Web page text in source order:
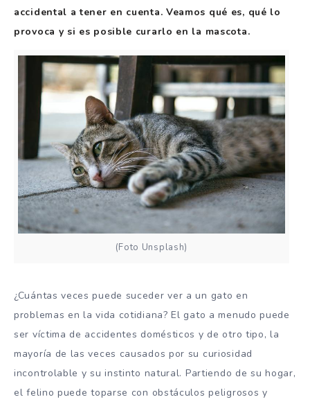
accidental a tener en cuenta. Veamos qué es, qué lo
provoca y si es posible curarlo en la mascota.
(Foto Unsplash)
¿Cuántas veces puede suceder ver a un gato en
problemas en la vida cotidiana? El gato a menudo puede
ser víctima de accidentes domésticos y de otro tipo, la
mayoría de las veces causados ​​por su curiosidad
incontrolable y su instinto natural. Partiendo de su hogar,
el felino puede toparse con obstáculos peligrosos y